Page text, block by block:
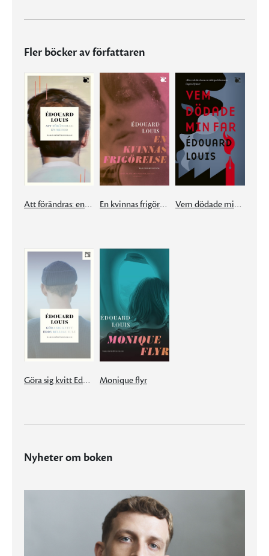
Fler böcker av författaren
Att förändras: en metod En kvinnas frigörelse Vem dödade min far
Göra sig kvitt Eddy Bellegueule Monique flyr
Nyheter om boken